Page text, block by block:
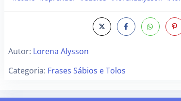
Autor: Lorena Alysson
Categoria: Frases Sábios e Tolos